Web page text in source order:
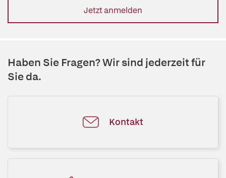
Jetzt anmelden
Haben Sie Fragen? Wir sind jederzeit für
Sie da.
Kontakt